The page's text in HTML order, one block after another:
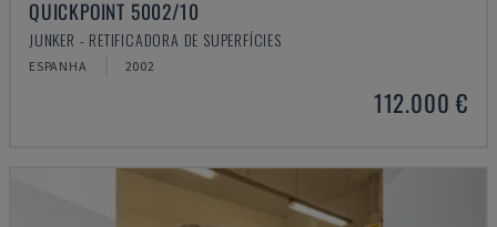
QUICKPOINT 5002/10
JUNKER - RETIFICADORA DE SUPERFÍCIES
ESPANHA 2002
112.000 €